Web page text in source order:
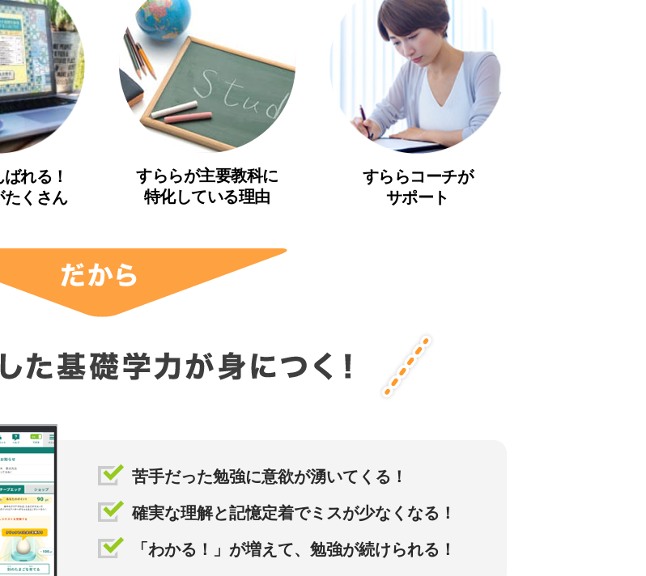
れる！
たくさん
すららが主要教科に
特化している理由
すららコーチが
サポート
苦手だった勉強に意欲が湧いてくる！
確実な理解と記憶定着でミスが少なくなる！
「わかる！」が増えて、勉強が続けられる！